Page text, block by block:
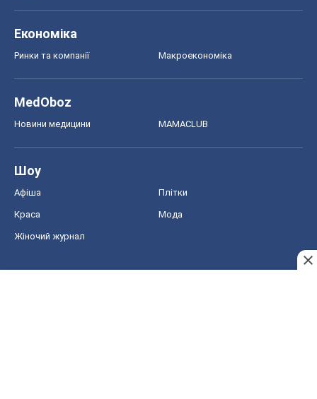
Економіка
Ринки та компанії Макроекономіка
MedOboz
Новини медицини MAMACLUB
Шоу
Афіша Плітки
Краса Мода
Жіночий журнал